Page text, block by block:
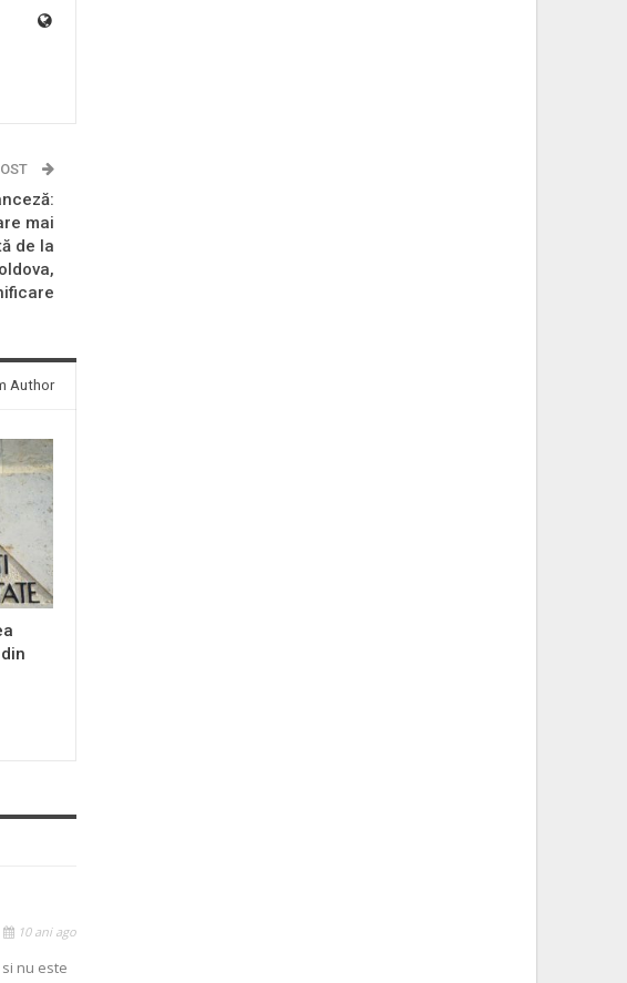
mai
de la
Author
10 ani ago
nu este